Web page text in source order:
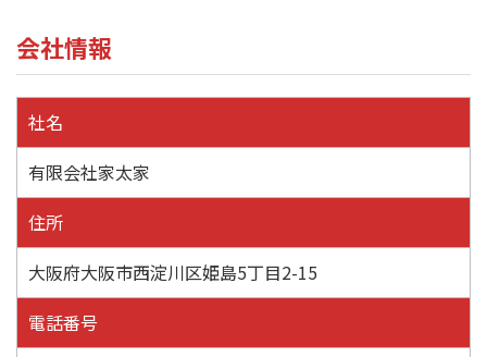
会社情報
社名
有限会社家太家
住所
大阪府大阪市西淀川区姫島5丁目2-15
電話番号